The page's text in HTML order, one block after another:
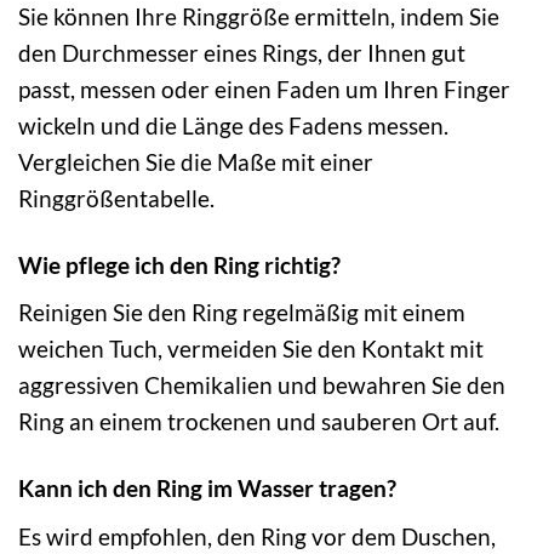
Sie können Ihre Ringgröße ermitteln, indem Sie
den Durchmesser eines Rings, der Ihnen gut
passt, messen oder einen Faden um Ihren Finger
wickeln und die Länge des Fadens messen.
Vergleichen Sie die Maße mit einer
Ringgrößentabelle.
Wie pflege ich den Ring richtig?
Reinigen Sie den Ring regelmäßig mit einem
weichen Tuch, vermeiden Sie den Kontakt mit
aggressiven Chemikalien und bewahren Sie den
Ring an einem trockenen und sauberen Ort auf.
Kann ich den Ring im Wasser tragen?
Es wird empfohlen, den Ring vor dem Duschen,